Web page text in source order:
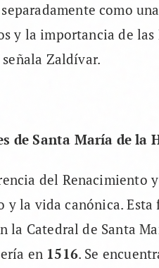
como
y la importancia de las
Zaldívar.
de Santa María de la
del Renacimiento
la vida canónica. Esta
la Catedral de Santa
en 1516. Se